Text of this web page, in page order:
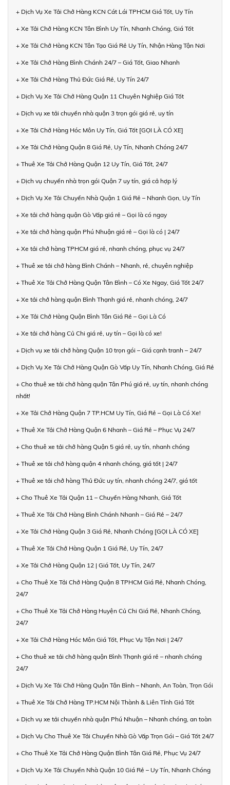
+ Dịch Vụ Xe Tải Chở Hàng KCN Cát Lái TPHCM Giá Tốt, Uy Tín
+ Xe Tải Chở Hàng KCN Tân Bình Uy Tín, Nhanh Chóng, Giá Tốt
+ Xe Tải Chở Hàng KCN Tân Tạo Giá Rẻ Uy Tín, Nhận Hàng Tận Nơi
+ Xe Tải Chở Hàng Bình Chánh 24/7 – Giá Tốt, Giao Nhanh
+ Xe Tải Chở Hàng Thủ Đức Giá Rẻ, Uy Tín 24/7
+ Dịch Vụ Xe Tải Chở Hàng Quận 11 Chuyên Nghiệp Giá Tốt
+ Dịch vụ xe tải chuyển nhà quận 3 trọn gói giá rẻ, uy tín
+ Xe Tải Chở Hàng Hóc Môn Uy Tín, Giá Tốt [GỌI LÀ CÓ XE]
+ Xe Tải Chở Hàng Quận 8 Giá Rẻ, Uy Tín, Nhanh Chóng 24/7
+ Thuê Xe Tải Chở Hàng Quận 12 Uy Tín, Giá Tốt, 24/7
+ Dịch vụ chuyển nhà trọn gói Quận 7 uy tín, giá cả hợp lý
+ Dịch Vụ Xe Tải Chuyển Nhà Quận 1 Giá Rẻ – Nhanh Gọn, Uy Tín
+ Xe tải chở hàng quận Gò Vấp giá rẻ – Gọi là có ngay
+ Xe tải chở hàng quận Phú Nhuận giá rẻ – Gọi là có | 24/7
+ Xe tải chở hàng TPHCM giá rẻ, nhanh chóng, phục vụ 24/7
+ Thuê xe tải chở hàng Bình Chánh – Nhanh, rẻ, chuyên nghiệp
+ Thuê Xe Tải Chở Hàng Quận Tân Bình – Có Xe Ngay, Giá Tốt 24/7
+ Xe tải chở hàng quận Bình Thạnh giá rẻ, nhanh chóng, 24/7
+ Xe Tải Chở Hàng Quận Bình Tân Giá Rẻ – Gọi Là Có
+ Xe tải chở hàng Củ Chi giá rẻ, uy tín – Gọi là có xe!
+ Dịch vụ xe tải chở hàng Quận 10 trọn gói – Giá cạnh tranh – 24/7
+ Dịch Vụ Xe Tải Chở Hàng Quận Gò Vấp Uy Tín, Nhanh Chóng, Giá Rẻ
+ Cho thuê xe tải chở hàng quận Tân Phú giá rẻ, uy tín, nhanh chóng
nhất!
+ Xe Tải Chở Hàng Quận 7 TP.HCM Uy Tín, Giá Rẻ – Gọi Là Có Xe!
+ Thuê Xe Tải Chở Hàng Quận 6 Nhanh – Giá Rẻ – Phục Vụ 24/7
+ Cho thuê xe tải chở hàng Quận 5 giá rẻ, uy tín, nhanh chóng
+ Thuê xe tải chở hàng quận 4 nhanh chóng, giá tốt | 24/7
+ Thuê xe tải chở hàng Thủ Đức uy tín, nhanh chóng 24/7, giá tốt
+ Cho Thuê Xe Tải Quận 11 – Chuyển Hàng Nhanh, Giá Tốt
+ Thuê Xe Tải Chở Hàng Bình Chánh Nhanh – Giá Rẻ – 24/7
+ Xe Tải Chở Hàng Quận 3 Giá Rẻ, Nhanh Chóng [GỌI LÀ CÓ XE]
+ Thuê Xe Tải Chở Hàng Quận 1 Giá Rẻ, Uy Tín, 24/7
+ Xe Tải Chở Hàng Quận 12 | Giá Tốt, Uy Tín, 24/7
+ Cho Thuê Xe Tải Chở Hàng Quận 8 TPHCM Giá Rẻ, Nhanh Chóng,
24/7
+ Cho Thuê Xe Tải Chở Hàng Huyện Củ Chi Giá Rẻ, Nhanh Chóng,
24/7
+ Xe Tải Chở Hàng Hóc Môn Giá Tốt, Phục Vụ Tận Nơi | 24/7
+ Cho thuê xe tải chở hàng quận Bình Thạnh giá rẻ – nhanh chóng
24/7
+ Dịch Vụ Xe Tải Chở Hàng Quận Tân Bình – Nhanh, An Toàn, Trọn Gói
+ Thuê Xe Tải Chở Hàng TP.HCM Nội Thành & Liên Tỉnh Giá Tốt
+ Dịch vụ xe tải chuyển nhà quận Phú Nhuận – Nhanh chóng, an toàn
+ Dịch Vụ Cho Thuê Xe Tải Chuyển Nhà Gò Vấp Trọn Gói – Giá Tốt 24/7
+ Cho Thuê Xe Tải Chở Hàng Quận Bình Tân Giá Rẻ, Phục Vụ 24/7
+ Dịch Vụ Xe Tải Chuyển Nhà Quận 10 Giá Rẻ – Uy Tín, Nhanh Chóng